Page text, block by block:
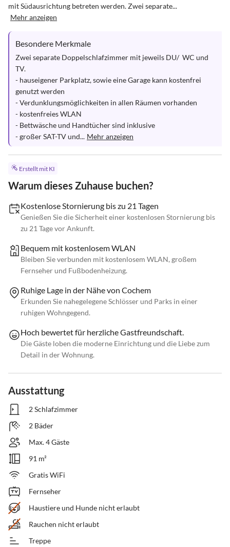
mit Südausrichtung betreten werden. Zwei separate...
Mehr anzeigen
Besondere Merkmale
Zwei separate Doppelschlafzimmer mit jeweils DU/  WC und
TV.
- hauseigener Parkplatz, sowie eine Garage kann kostenfrei
genutzt werden
- Verdunklungsmöglichkeiten in allen Räumen vorhanden
- kostenfreies WLAN
- Bettwäsche und Handtücher sind inklusive
- großer SAT-TV und... Mehr anzeigen
Erstellt mit KI
Warum dieses Zuhause buchen?
Kostenlose Stornierung bis zu 21 Tagen
Genießen Sie die Sicherheit einer kostenlosen Stornierung bis
zu 21 Tage vor Ankunft.
Bequem mit kostenlosem WLAN
Bleiben Sie verbunden mit kostenlosem WLAN, großem
Fernseher und Fußbodenheizung.
Ruhige Lage in der Nähe von Cochem
Erkunden Sie nahegelegene Schlösser und Parks in einer
ruhigen Wohngegend.
Hoch bewertet für herzliche Gastfreundschaft.
Die Gäste loben die moderne Einrichtung und die Liebe zum
Detail in der Wohnung.
Ausstattung
2 Schlafzimmer
2 Bäder
Max. 4 Gäste
91 m²
Gratis WiFi
Fernseher
Haustiere und Hunde nicht erlaubt
Rauchen nicht erlaubt
Treppe